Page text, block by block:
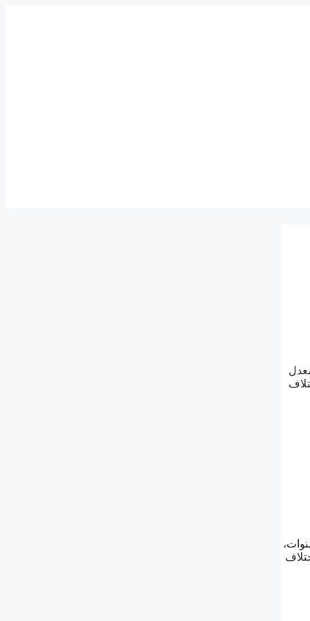
يليه بنك البلاد بمعدل
2026 البنك السعودي للاستثمار البالغ 2.21% لتمويل بقيمة 100 ألف ريال لمدة 5 سنوات،